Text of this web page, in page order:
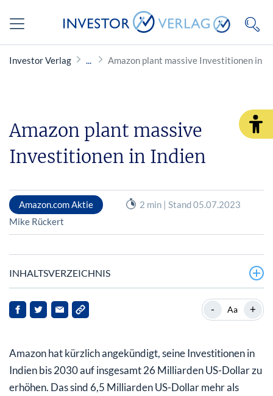
Investor Verlag Amazon plant massive Investitionen in
Amazon plant massive
Investitionen in Indien
Amazon.com Aktie
2 min | Stand 05.07.2023
Mike Rückert
INHALTSVERZEICHNIS
Amazon verstärkt Engagement nach Treffen mit
Premierminister Modi
Indien
- Aa +
Amazon hat kürzlich angekündigt, seine Investitionen in
Indien bis 2030 auf insgesamt 26 Milliarden US-Dollar zu
erhöhen. Das sind 6,5 Milliarden US-Dollar mehr als